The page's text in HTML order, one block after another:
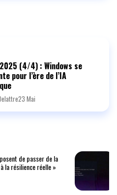
(4/4) : Windows se
pour l’ère de l’IA
23 Mai
de passer de la
la résilience réelle »